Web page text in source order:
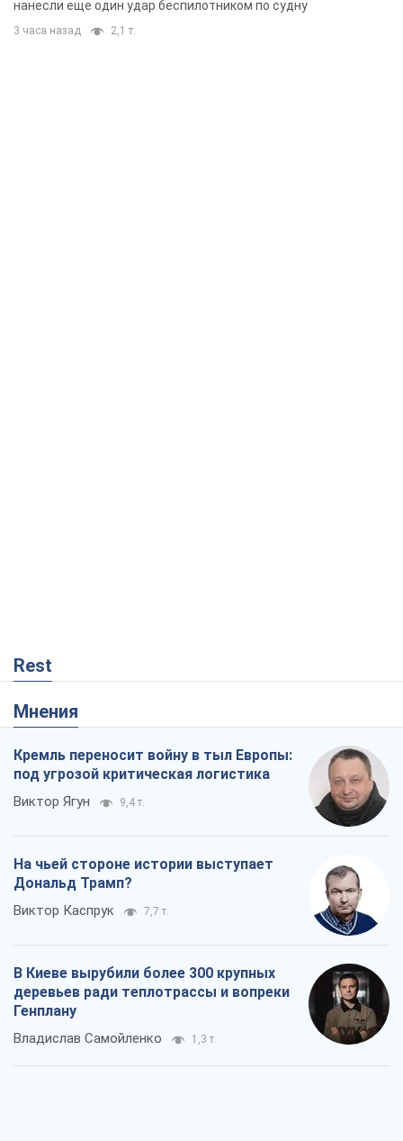
нанесли еще один удар беспилотником по судну
3 часа назад 2,1 т.
Rest
Мнения
Кремль переносит войну в тыл Европы:
под угрозой критическая логистика
Виктор Ягун 9,4 т.
На чьей стороне истории выступает
Дональд Трамп?
Виктор Каспрук 7,7 т.
В Киеве вырубили более 300 крупных
деревьев ради теплотрассы и вопреки
Генплану
Владислав Самойленко 1,3 т.